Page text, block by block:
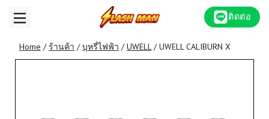
ติดต่อ
Home / ร้านค้า / บุหรี่ไฟฟ้า / UWELL / UWELL CALIBURN X